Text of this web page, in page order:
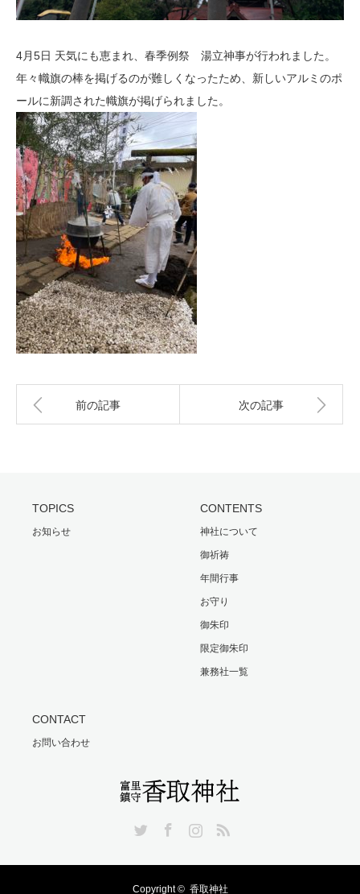
4月5日 天気にも恵まれ、春季例祭 湯立神事が行われました。
年々幟旗の棒を掲げるのが難しくなったため、新しいアルミのポ
ールに新調された幟旗が掲げられました。
前の記事 次の記事
TOPICS
お知らせ
CONTENTS
神社について
御祈祷
年間行事
お守り
御朱印
限定御朱印
兼務社一覧
CONTACT
お問い合わせ
Copyright © 香取神社